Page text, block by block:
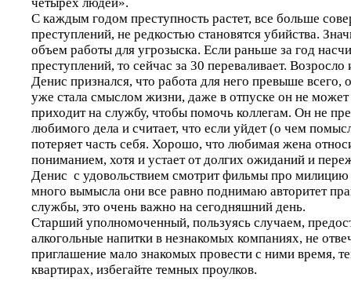
С каждым годом преступность растет, все больше
преступлений, не редкостью становятся убийства.
объем работы для угрозыска. Если раньше за год
преступлений, то сейчас за 30 переваливает.
Денис признался, что работа для него превыше всего,
уже стала смыслом жизни, даже в отпуске он не
приходит на службу, чтобы помочь коллегам. Он не
любимого дела и считает, что если уйдет (о чем
потеряет часть себя. Хорошо, что любимая жена
пониманием, хотя и устает от долгих ожиданий и
Денис с удовольствием смотрит фильмы про милицию
много вымысла они все равно поднимаю авторитет
службы, это очень важно на сегодняшний день.
Старший уполномоченный, пользуясь случаем,
алкогольные напитки в незнакомых компаниях, не
приглашение мало знакомых провести с ними время,
квартирах, избегайте темных проулков.